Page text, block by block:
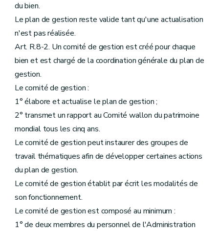
du bien.
Le plan de gestion reste valide tant qu'une actualisation
n'est pas réalisée.
Art. R.8-2. Un comité de gestion est créé pour chaque
bien et est chargé de la coordination générale du plan de
gestion.
Le comité de gestion :
1° élabore et actualise le plan de gestion ;
2° transmet un rapport au Comité wallon du patrimoine
mondial tous les cinq ans.
Le comité de gestion peut instaurer des groupes de
travail thématiques afin de développer certaines actions
du plan de gestion.
Le comité de gestion établit par écrit les modalités de
son fonctionnement.
Le comité de gestion est composé au minimum :
1° de deux membres du personnel de l'Administration